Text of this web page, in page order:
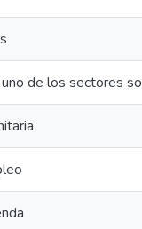
de los sectores